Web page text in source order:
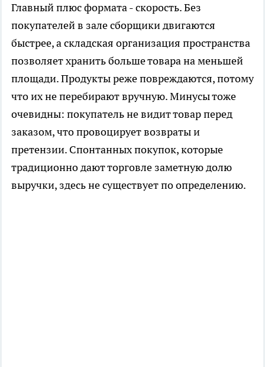
Главный плюс формата - скорость. Без
покупателей в зале сборщики двигаются
быстрее, а складская организация пространства
позволяет хранить больше товара на меньшей
площади. Продукты реже повреждаются, потому
что их не перебирают вручную. Минусы тоже
очевидны: покупатель не видит товар перед
заказом, что провоцирует возвраты и
претензии. Спонтанных покупок, которые
традиционно дают торговле заметную долю
выручки, здесь не существует по определению.